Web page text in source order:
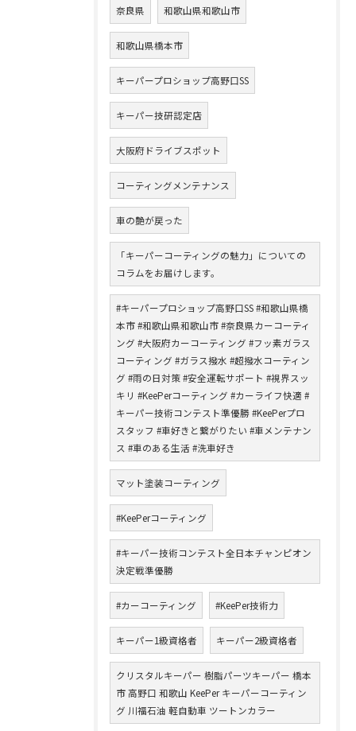
奈良県 和歌山県和歌山市
和歌山県橋本市
キーパープロショップ高野口SS
キーパー技研認定店
大阪府ドライブスポット
コーティングメンテナンス
車の艶が戻った
「キーパーコーティングの魅力」についての
コラムをお届けします。
#キーパープロショップ高野口SS #和歌山県橋
本市 #和歌山県和歌山市 #奈良県カーコーティ
ング #大阪府カーコーティング #フッ素ガラス
コーティング #ガラス撥水 #超撥水コーティン
グ #雨の日対策 #安全運転サポート #視界スッ
キリ #KeePerコーティング #カーライフ快適 #
キーパー技術コンテスト準優勝 #KeePerプロ
スタッフ #車好きと繋がりたい #車メンテナン
ス #車のある生活 #洗車好き
マット塗装コーティング
#KeePerコーティング
#キーパー技術コンテスト全日本チャンピオン
決定戦準優勝
#カーコーティング #KeePer技術力
キーパー1級資格者 キーパー2級資格者
クリスタルキーパー 樹脂パーツキーパー 橋本
市 高野口 和歌山 KeePer キーパーコーティン
グ 川福石油 軽自動車 ツートンカラー